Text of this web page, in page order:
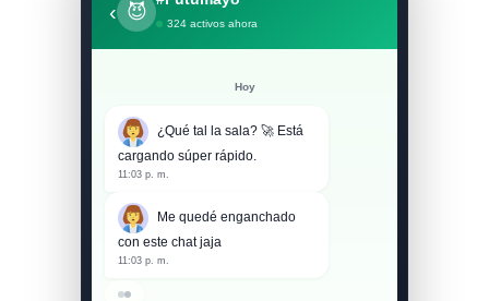
‹ 😈
324 activos ahora
Hoy
¿Qué tal la sala? 🚀 Está
cargando súper rápido.
11:03 p. m.
Me quedé enganchado
con este chat jaja
11:03 p. m.